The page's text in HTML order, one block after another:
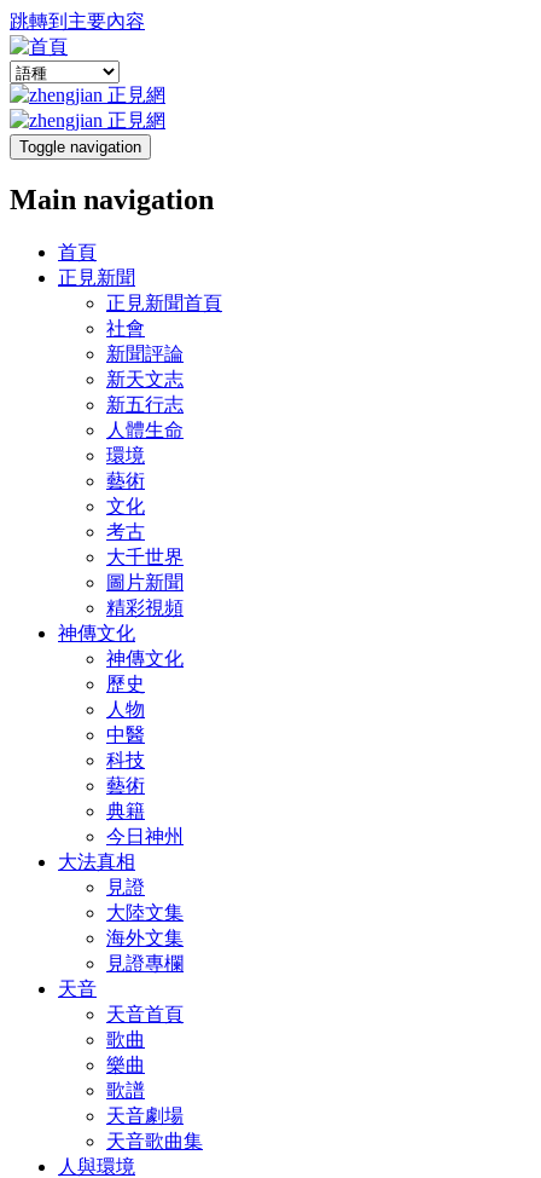
跳轉到主要內容
Toggle navigation
Main navigation
首頁
正見新聞
正見新聞首頁
社會
新聞評論
新天文志
新五行志
人體生命
環境
藝術
文化
考古
大千世界
圖片新聞
精彩視頻
神傳文化
神傳文化
歷史
人物
中醫
科技
藝術
典籍
今日神州
大法真相
見證
大陸文集
海外文集
見證專欄
天音
天音首頁
歌曲
樂曲
歌譜
天音劇場
天音歌曲集
人與環境